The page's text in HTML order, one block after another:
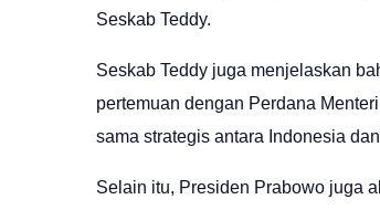
Seskab Teddy.
Seskab Teddy juga menjelaskan
pertemuan dengan Perdana
sama strategis antara Indonesia
Selain itu, Presiden Prabowo juga